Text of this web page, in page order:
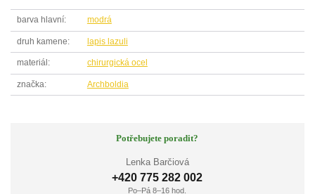
barva hlavní modrá
druh kamene lapis lazuli
materiál chirurgická ocel
značka Archboldia
Potřebujete poradit?
Lenka Barčiová
+420 775 282 002
Po–Pá 8–16 hod.